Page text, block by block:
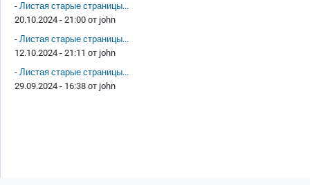
- Листая старые страницы...
20.10.2024 - 21:00 от john
- Листая старые страницы...
12.10.2024 - 21:11 от john
- Листая старые страницы...
29.09.2024 - 16:38 от john